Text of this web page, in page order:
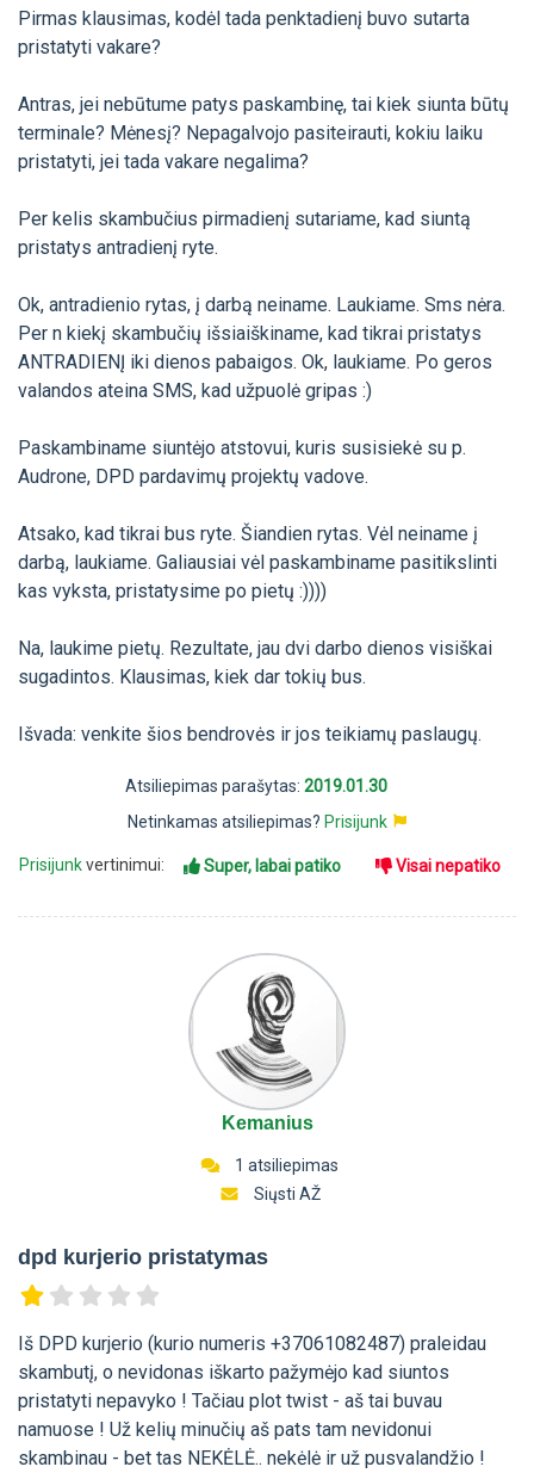
Pirmas klausimas, kodėl tada penktadienį buvo sutarta
pristatyti vakare?
Antras, jei nebūtume patys paskambinę, tai kiek siunta būtų
terminale? Mėnesį? Nepagalvojo pasiteirauti, kokiu laiku
pristatyti, jei tada vakare negalima?
Per kelis skambučius pirmadienį sutariame, kad siuntą
pristatys antradienį ryte.
Ok, antradienio rytas, į darbą neiname. Laukiame. Sms nėra.
Per n kiekį skambučių išsiaiškiname, kad tikrai pristatys
ANTRADIENĮ iki dienos pabaigos. Ok, laukiame. Po geros
valandos ateina SMS, kad užpuolė gripas :)
Paskambiname siuntėjo atstovui, kuris susisiekė su p.
Audrone, DPD pardavimų projektų vadove.
Atsako, kad tikrai bus ryte. Šiandien rytas. Vėl neiname į
darbą, laukiame. Galiausiai vėl paskambiname pasitikslinti
kas vyksta, pristatysime po pietų :))))
Na, laukime pietų. Rezultate, jau dvi darbo dienos visiškai
sugadintos. Klausimas, kiek dar tokių bus.
Išvada: venkite šios bendrovės ir jos teikiamų paslaugų.
Atsiliepimas parašytas: 2019.01.30
Netinkamas atsiliepimas? Prisijunk
Prisijunkvertinimui: Super, labai patiko Visai nepatiko
Kemanius
1 atsiliepimas
Siųsti AŽ
dpd kurjerio pristatymas
Iš DPD kurjerio (kurio numeris +37061082487) praleidau
skambutį, o nevidonas iškarto pažymėjo kad siuntos
pristatyti nepavyko ! Tačiau plot twist - aš tai buvau
namuose ! Už kelių minučių aš pats tam nevidonui
skambinau - bet tas NEKĖLĖ.. nekėlė ir už pusvalandžio !